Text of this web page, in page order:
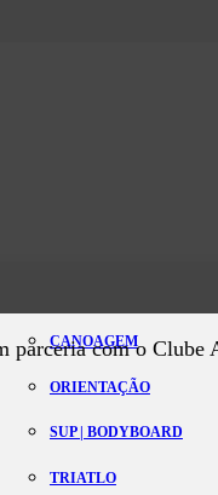
CANOAGEM
ORIENTAÇÃO
SUP | BODYBOARD
TRIATLO
parceria com o Clube